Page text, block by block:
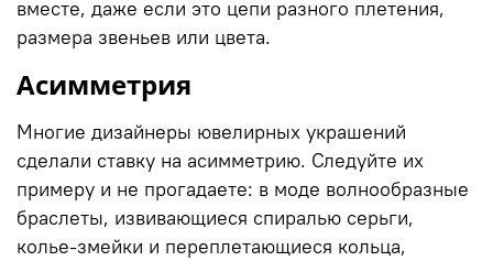
вместе, даже если это цепи разного плетения,
размера звеньев или цвета.
Асимметрия
Многие дизайнеры ювелирных украшений
сделали ставку на асимметрию. Следуйте их
примеру и не прогадаете: в моде волнообразные
браслеты, извивающиеся спиралью серьги,
колье-змейки и переплетающиеся кольца,